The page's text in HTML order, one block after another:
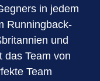
in jedem
Runningback-
und
das Team von
Team